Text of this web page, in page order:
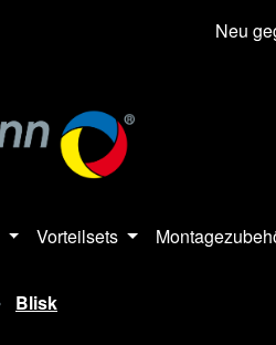
Neu
Vorteilsets
Blisk